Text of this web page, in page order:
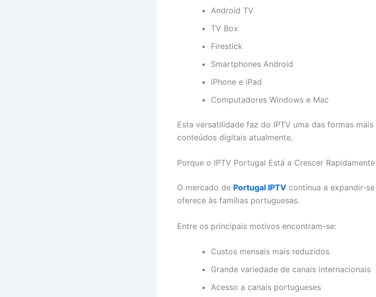
Android TV
TV Box
Firestick
Smartphones Android
iPhone e iPad
Computadores Windows e Mac
Esta versatilidade faz do IPTV uma das formas
conteúdos digitais atualmente.
Porque o IPTV Portugal Está a Crescer Rapidamente
O mercado de Portugal IPTV continua a expandir-
oferece às famílias portuguesas.
Entre os principais motivos encontram-se:
Custos mensais mais reduzidos
Grande variedade de canais internacionais
Acesso a canais portugueses